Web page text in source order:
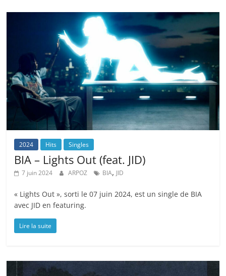
2024 Hits Singles
BIA – Lights Out (feat. JID)
7 juin 2024 ARPOZ BIA, JID
« Lights Out », sorti le 07 juin 2024, est un single de BIA
avec JID en featuring.
Lire la suite